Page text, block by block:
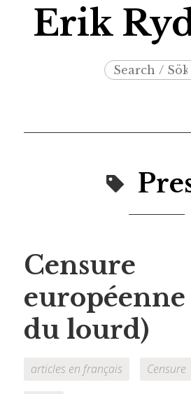
Erik
SearchSearch
Censure
européenne
du lourd)
articles en français Censure